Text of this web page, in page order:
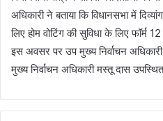
अधिकारी ने बताया कि विधानसभा में
लिए होम वोटिंग की सुविधा के लिए फॉर्म
इस अवसर पर उप मुख्य निर्वाचन
मुख्य निर्वाचन अधिकारी मस्तू दास